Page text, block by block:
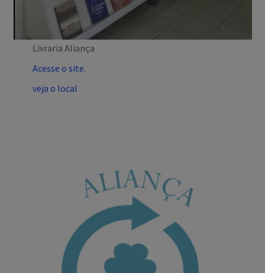
Livraria Aliança
Acesse o site.
veja o local